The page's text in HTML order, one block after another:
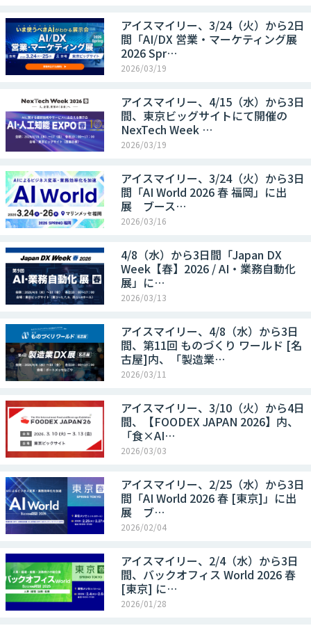
アイスマイリー、3/24（火）から2日
間「AI/DX 営業・マーケティング展
2026 Spr…
2026/03/19
アイスマイリー、4/15（水）から3日
間、東京ビッグサイトにて開催の
NexTech Week …
2026/03/19
アイスマイリー、3/24（火）から3日
間「AI World 2026 春 福岡」に出
展 ブース…
2026/03/16
4/8（水）から3日間「Japan DX
Week【春】2026 / AI・業務自動化
展」に…
2026/03/13
アイスマイリー、4/8（水）から3日
間、第11回 ものづくり ワールド [名
古屋]内、「製造業…
2026/03/11
アイスマイリー、3/10（火）から4日
間、【FOODEX JAPAN 2026】内、
「食×AI…
2026/03/03
アイスマイリー、2/25（水）から3日
間「AI World 2026 春 [東京]」に出
展 ブ…
2026/02/04
アイスマイリー、2/4（水）から3日
間、バックオフィス World 2026 春
[東京] に…
2026/01/28